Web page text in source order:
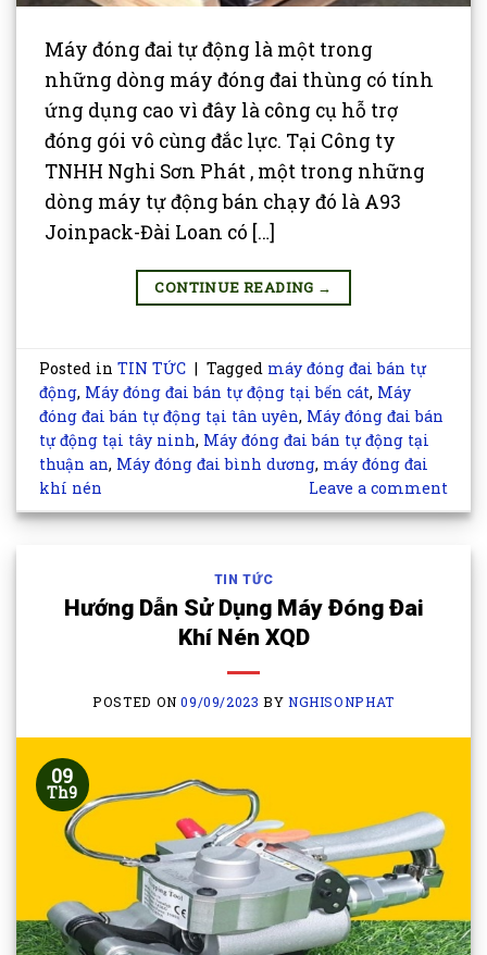
Máy đóng đai tự động là một trong
những dòng máy đóng đai thùng có tính
ứng dụng cao vì đây là công cụ hỗ trợ
đóng gói vô cùng đắc lực. Tại Công ty
TNHH Nghi Sơn Phát , một trong những
dòng máy tự động bán chạy đó là A93
Joinpack-Đài Loan có […]
CONTINUE READING →
Posted inTIN TỨC | Tagged máy đóng đai bán tự
động, Máy đóng đai bán tự động tại bến cát, Máy
đóng đai bán tự động tại tân uyên, Máy đóng đai bán
tự động tại tây ninh, Máy đóng đai bán tự động tại
thuận an, Máy đóng đai bình dương, máy đóng đai
khí nén
Leave a comment
TIN TỨC
Hướng Dẫn Sử Dụng Máy Đóng Đai
Khí Nén XQD
POSTED ON09/09/2023 BYNGHISONPHAT
09
Th9